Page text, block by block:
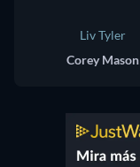
Liv Tyler
Corey Mason